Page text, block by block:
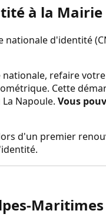
à la Mairie
d'identité
refaire
Cette
Napoule. Vous
d'un premier
Maritimes